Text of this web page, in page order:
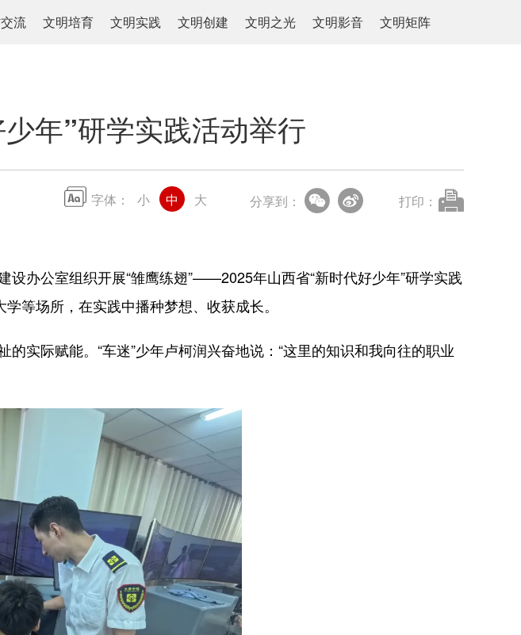
流 文明培育 文明实践 文明创建 文明之光 文明影音 文明矩阵
年”研学实践活动举行
字体： 小 中 大 分享到： 打印：
办公室组织开展“雏鹰练翅”——2025年山西省“新时代好少年”研学实践
等场所，在实践中播种梦想、收获成长。
际赋能。“车迷”少年卢柯润兴奋地说：“这里的知识和我向往的职业